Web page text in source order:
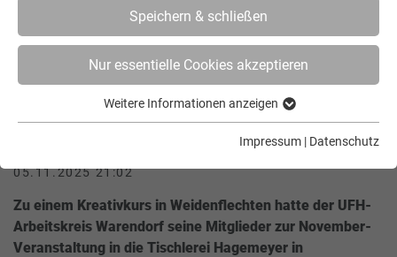
Speichern & schließen
Nur essentielle Cookies akzeptieren
Weitere Informationen anzeigen
Impressum | Datenschutz
AKTUELLES
KREATIVKURS WEIDENFLECHTEN
Kreativkurs Weidenflechten
05.11.2025 21:02
Zu einem Kreativkurs in Weidenflechten hatte der UFH-
Arbeitskreis Warendorf seine Mitglieder zur November-
Veranstaltung in die Tischlerei Hagemeyer in